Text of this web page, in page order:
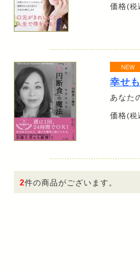
価格(税
幸せ
あなた
価格(税
2件の商品がございます。